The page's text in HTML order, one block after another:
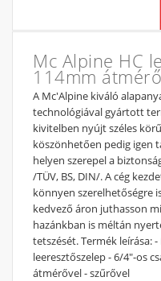
Mc Alpine HC
114mm átmérő
A Mc'Alpine kiváló
technológiával gyártott
kivitelben nyújt széles
köszönhetően pedig igen
helyen szerepel a
/TÜV, BS, DIN/. A cég
könnyen szerelhetőségre
kedvező áron juthasson
hazánkban is méltán
tetszését. Termék leírása:
leeresztőszelep - 6/4"-os
átmérővel - szűrővel